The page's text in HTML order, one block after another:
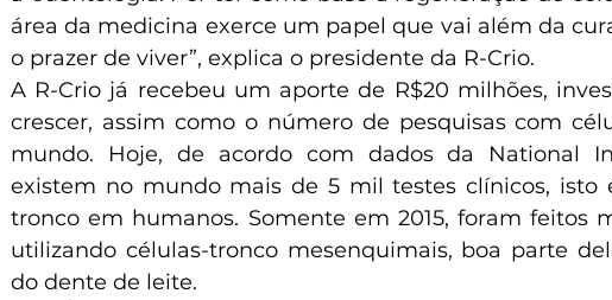
área da medicina exerce um papel que vai além da
o prazer de viver”, explica o presidente da R-Crio.
A R-Crio já recebeu um aporte de R$20 milhões,
crescer, assim como o número de pesquisas com
mundo. Hoje, de acordo com dados da National
existem no mundo mais de 5 mil testes clínicos, isto
tronco em humanos. Somente em 2015, foram feitos
utilizando células-tronco mesenquimais, boa parte
do dente de leite.